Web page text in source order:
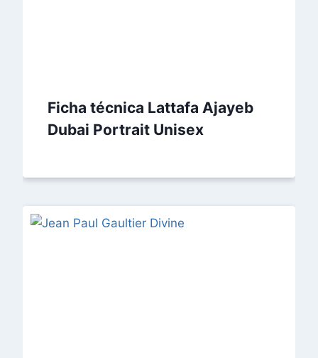
Ficha técnica Lattafa Ajayeb
Dubai Portrait Unisex